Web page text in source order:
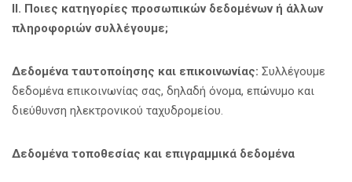
ΙΙ. Ποιες κατηγορίες προσωπικών δεδομένων ή άλλων
πληροφοριών συλλέγουμε;
Δεδομένα ταυτοποίησης και επικοινωνίας: Συλλέγουμε
δεδομένα επικοινωνίας σας, δηλαδή όνομα, επώνυμο και
διεύθυνση ηλεκτρονικού ταχυδρομείου.
Δεδομένα τοποθεσίας και επιγραμμικά δεδομένα